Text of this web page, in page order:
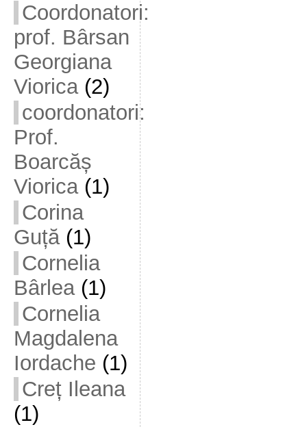
Coordonatori:
prof. Bârsan
Georgiana
Viorica(2)
coordonatori:
Prof.
Boarcăș
Viorica(1)
Corina
Guță(1)
Cornelia
Bârlea(1)
Cornelia
Magdalena
Iordache (1)
Creț Ileana
(1)